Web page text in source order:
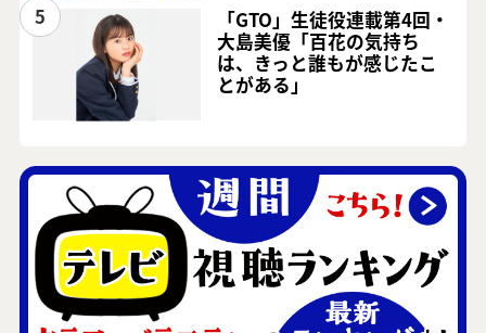
5
「GTO」生徒役連載第4回・
大島美優「百花の気持ち
は、きっと誰もが感じたこ
とがある」